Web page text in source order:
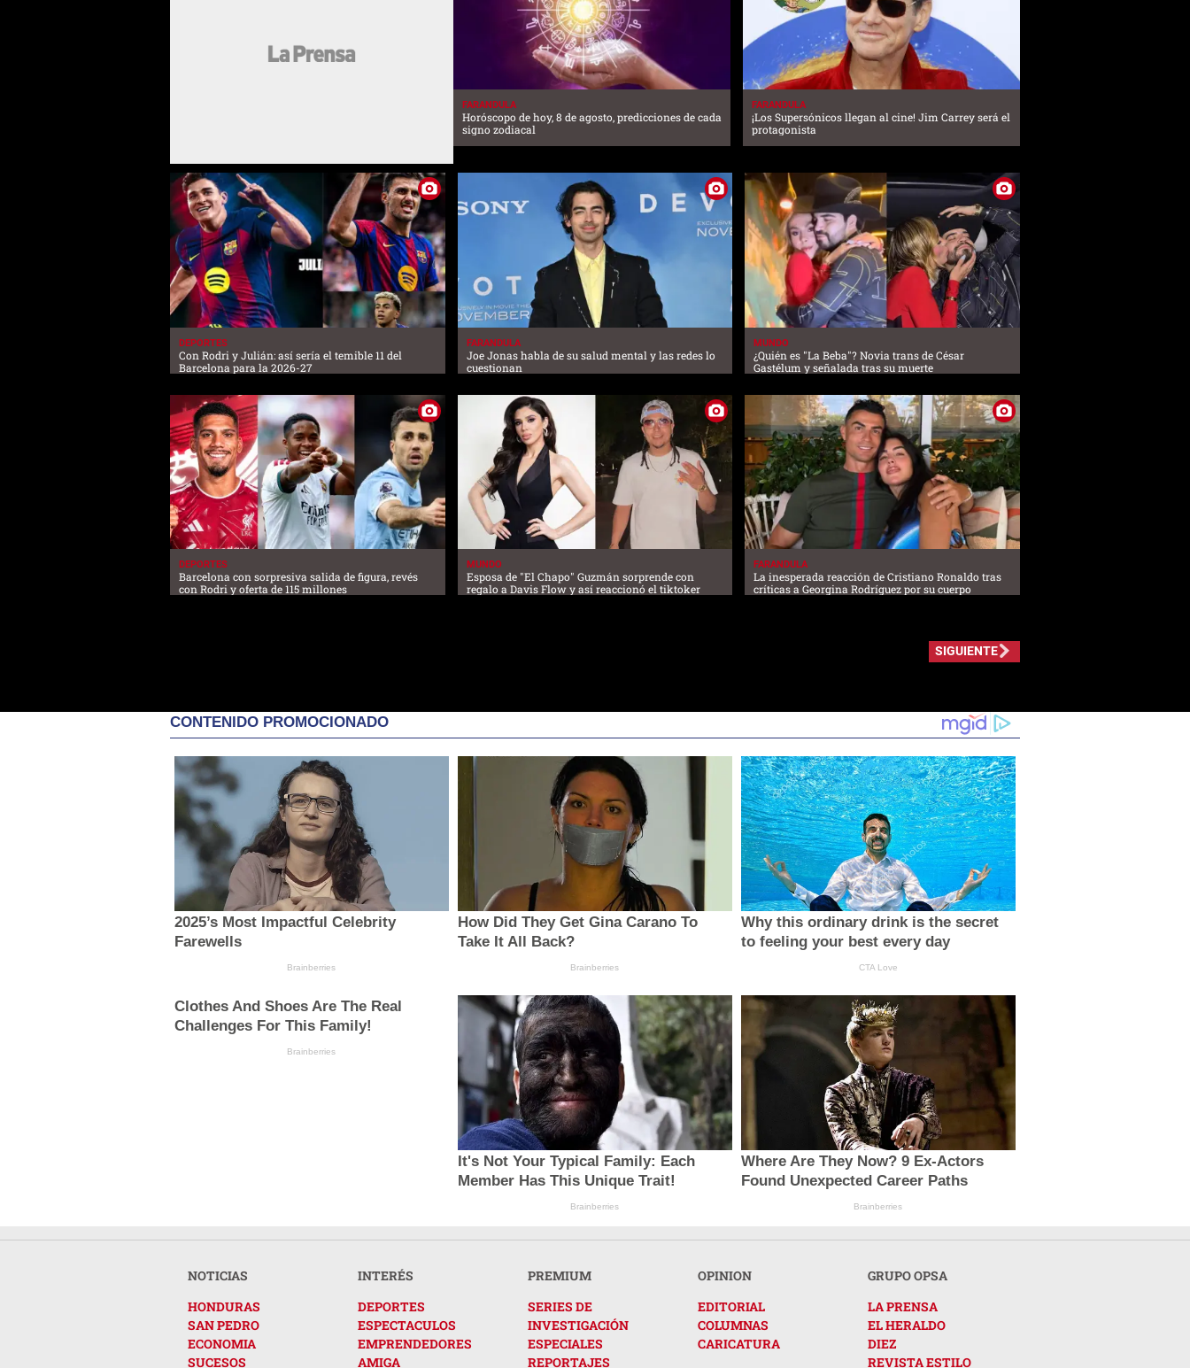
FARANDULA
Horóscopo de hoy, 8 de agosto, predicciones de cada
signo zodiacal
FARANDULA
¡Los Supersónicos llegan al cine! Jim Carrey será el
protagonista
DEPORTES
Con Rodri y Julián: así sería el temible 11 del
Barcelona para la 2026-27
FARANDULA
Joe Jonas habla de su salud mental y las redes lo
cuestionan
MUNDO
¿Quién es "La Beba"? Novia trans de César
Gastélum y señalada tras su muerte
DEPORTES
Barcelona con sorpresiva salida de figura, revés
con Rodri y oferta de 115 millones
MUNDO
Esposa de "El Chapo" Guzmán sorprende con
regalo a Davis Flow y así reaccionó el tiktoker
FARANDULA
La inesperada reacción de Cristiano Ronaldo tras
críticas a Georgina Rodríguez por su cuerpo
SIGUIENTE
CONTENIDO PROMOCIONADO
2025’s Most Impactful Celebrity
Farewells
Brainberries
How Did They Get Gina Carano To
Take It All Back?
Brainberries
Why this ordinary drink is the secret
to feeling your best every day
CTA Love
Clothes And Shoes Are The Real
Challenges For This Family!
Brainberries
It's Not Your Typical Family: Each
Member Has This Unique Trait!
Brainberries
Where Are They Now? 9 Ex-Actors
Found Unexpected Career Paths
Brainberries
NOTICIAS
HONDURAS
SAN PEDRO
ECONOMIA
SUCESOS
INTERÉS
DEPORTES
ESPECTACULOS
EMPRENDEDORES
AMIGA
PREMIUM
SERIES DE
INVESTIGACIÓN
ESPECIALES
REPORTAJES
OPINION
EDITORIAL
COLUMNAS
CARICATURA
GRUPO OPSA
LA PRENSA
EL HERALDO
DIEZ
REVISTA ESTILO